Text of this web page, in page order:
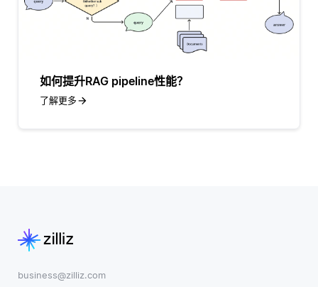
如何提升RAG pipeline性能？
了解更多
business@zilliz.com